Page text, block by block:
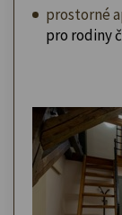
prostorné
pro rodiny